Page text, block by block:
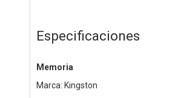
Especificaciones
Memoria
Marca: Kingston